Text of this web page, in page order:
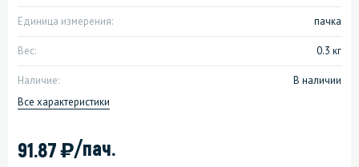
Единица измерения: пачка
Вес: 0.3 кг
Наличие:
В наличии
Все характеристики
91.87)/пач.